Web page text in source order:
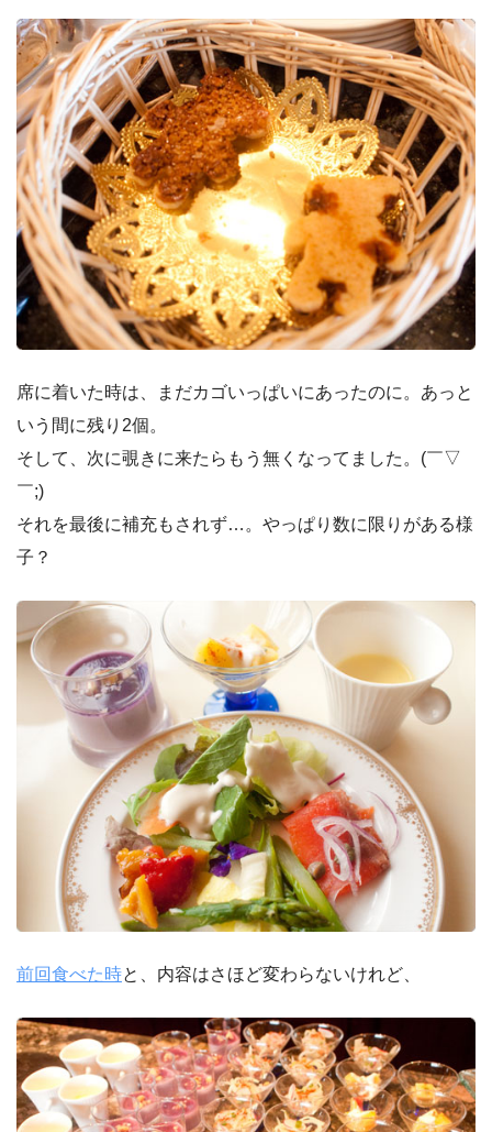
席に着いた時は、まだカゴいっぱいにあったのに。あっと
いう間に残り2個。
そして、次に覗きに来たらもう無くなってました。(￣▽
￣;)
それを最後に補充もされず…。やっぱり数に限りがある様
子？
前回食べた時と、内容はさほど変わらないけれど、